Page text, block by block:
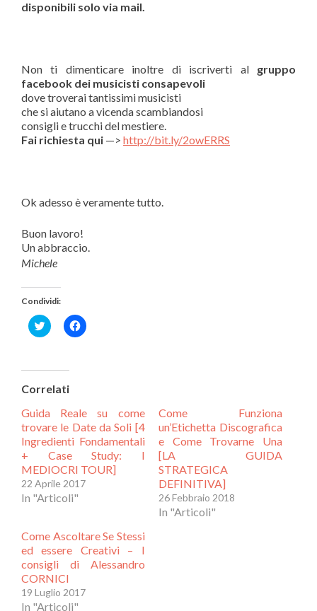
disponibili solo via mail.
Non ti dimenticare inoltre di iscriverti al gruppo
facebook dei musicisti consapevoli
dove troverai tantissimi musicisti
che si aiutano a vicenda scambiandosi
consigli e trucchi del mestiere.
Fai richiesta qui —> http://bit.ly/2owERRS
Ok adesso è veramente tutto.
Buon lavoro!
Un abbraccio.
Michele
Condividi:
Fai
clic
condividere
su
Twitter
apre
in
una
nuova
finestra)
Fai
clic
in
una
nuova
finestra)
Correlati
Guida Reale su come
trovare le Date da Soli [4
Ingredienti Fondamentali
+ Case Study: I
MEDIOCRI TOUR]
22 Aprile 2017
In "Articoli"
Come Funziona
un’Etichetta Discografica
e Come Trovarne Una
[LA GUIDA
STRATEGICA
DEFINITIVA]
26 Febbraio 2018
In "Articoli"
Come Ascoltare Se Stessi
ed essere Creativi – I
consigli di Alessandro
CORNICI
19 Luglio 2017
In "Articoli"